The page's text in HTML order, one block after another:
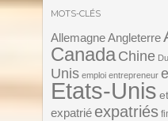
MOTS-CLÉS
Allemagne Angleterre
Canada Chine
Unis emploi entrepreneur
Etats-Unis
expatrié expatriés